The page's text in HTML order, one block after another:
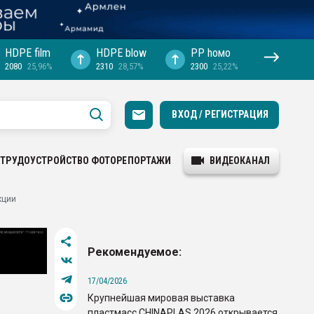
HDPE film
2080 25,96%
HDPE blow
2310 28,57%
PP hомо
2300 25,22%
ВХОД / РЕГИСТРАЦИЯ
ТРУДОУСТРОЙСТВО ФОТОРЕПОРТАЖИ ВИДЕОКАНАЛ
Рекомендуемое:
17/04/2026
Крупнейшая мировая выставка